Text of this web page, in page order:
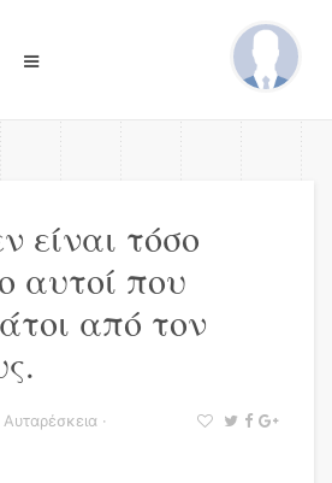
είναι τόσο
αυτοί που
από τον
Αυταρέσκεια ·